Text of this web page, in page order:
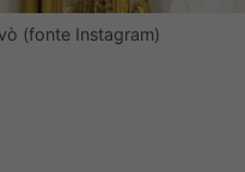
(fonte Instagram)